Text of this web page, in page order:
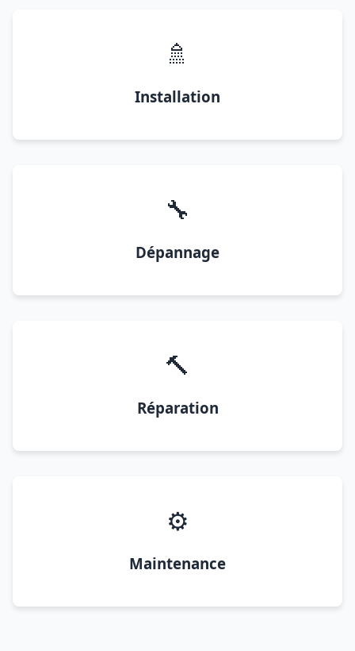
🚿
Installation
🔧
Dépannage
🔨
Réparation
⚙️
Maintenance